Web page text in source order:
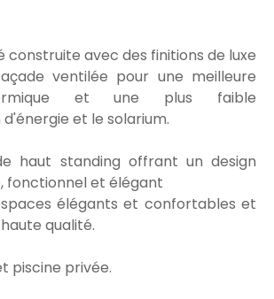
construite avec des finitions de luxe
ventilée pour une meilleure
et une plus faible
et le solarium.
haut standing offrant un design
fonctionnel et élégant
élégants et confortables et
qualité.
piscine privée.